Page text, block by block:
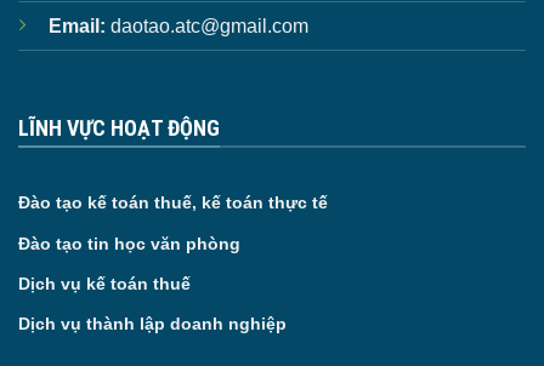
Email: daotao.atc@gmail.com
LĨNH VỰC HOẠT ĐỘNG
Đào tạo kế toán thuế, kế toán thực tế
Đào tạo tin học văn phòng
Dịch vụ kế toán thuế
Dịch vụ thành lập doanh nghiệp